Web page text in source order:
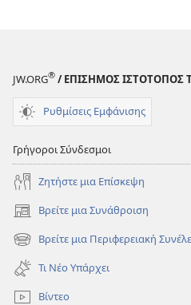
JW.ORG® / ΕΠΙΣΗΜΟΣ ΙΣΤΟΤΟΠΟΣ
Ρυθμίσεις Εμφάνισης
Γρήγοροι Σύνδεσμοι
Ζητήστε μια Επίσκεψη
Βρείτε μια Συνάθροιση
(ανοίγει
νέο
παράθυρο)
Βρείτε μια Περιφερειακή
(ανοίγει
νέο
παράθυρο)
Τι Νέο Υπάρχει
Βίντεο